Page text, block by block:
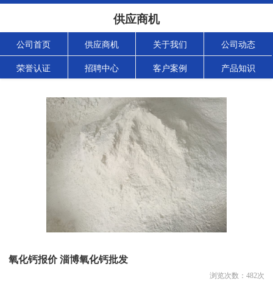
供应商机
公司首页 供应商机 关于我们 公司动态
荣誉认证 招聘中心 客户案例 产品知识
氧化钙报价 淄博氧化钙批发
浏览次数： 482次